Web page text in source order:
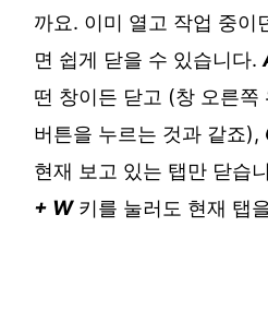
까요. 이미 열고 작업 중이
면 쉽게 닫을 수 있습니다.
떤 창이든 닫고 (창 오른쪽
버튼을 누르는 것과 같죠),
현재 보고 있는 탭만 닫습
+ W키를 눌러도 현재 탭